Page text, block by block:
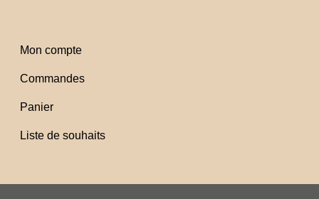
Mon compte
Commandes
Panier
Liste de souhaits